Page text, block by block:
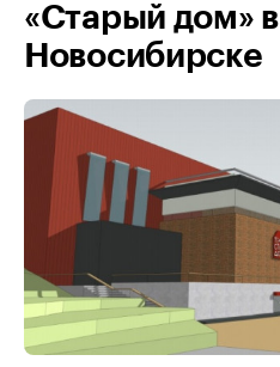
«Старый дом» в
Новосибирске